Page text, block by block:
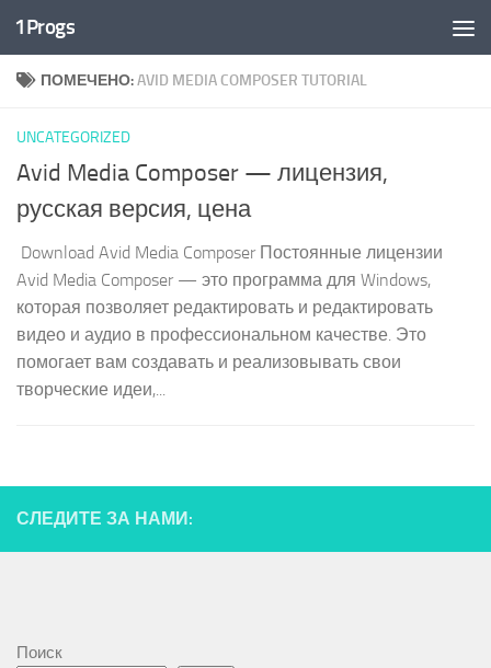
Перейти к содержимому
1Progs
ПОМЕЧЕНО:AVID MEDIA COMPOSER TUTORIAL
UNCATEGORIZED
Avid Media Composer — лицензия,
русская версия, цена
Download Avid Media Composer Постоянные лицензии
Avid Media Composer — это программа для Windows,
которая позволяет редактировать и редактировать
видео и аудио в профессиональном качестве. Это
помогает вам создавать и реализовывать свои
творческие идеи,...
СЛЕДИТЕ ЗА НАМИ:
Поиск